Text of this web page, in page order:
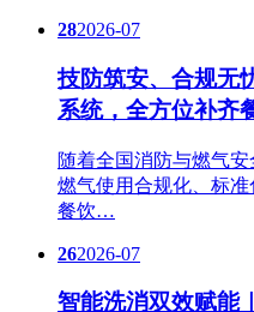
282026-07
技防筑安、合规无
系统，全方位补齐
随着全国消防与燃气
燃气使用合规化、标
餐饮…
262026-07
智能洗消双效赋能